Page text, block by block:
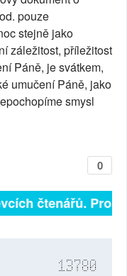
pouze
stejně jako
záležitost, příležitost
Páně, je svátkem,
umučení Páně, jako
smysl
0
čtenářů.
13780